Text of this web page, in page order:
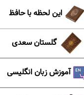
این لحظه با حافظ
گلستان سعدی
آموزش زبان انگلیسی